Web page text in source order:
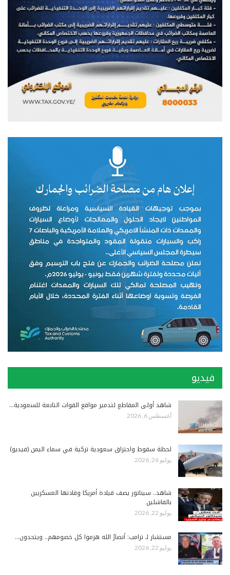
فيديو
شاهد أولى المقاطع لتدمير مواقع القوات التابعة للسعودية…
أغسطس 6, 2026
لحظة سقوط واحتراق سعودية تركية في سماء اليمن (فيديو)
يوليو 26, 2026
شاهد.. سيناتور يصف قيادة أمريكا وقادتها العسكريين
بالفاشلين
يوليو 22, 2026
مستشار لـ ترامب: أنصارُ الله هزموا كل خصومهم.. ويتحدون…
يوليو 22, 2026